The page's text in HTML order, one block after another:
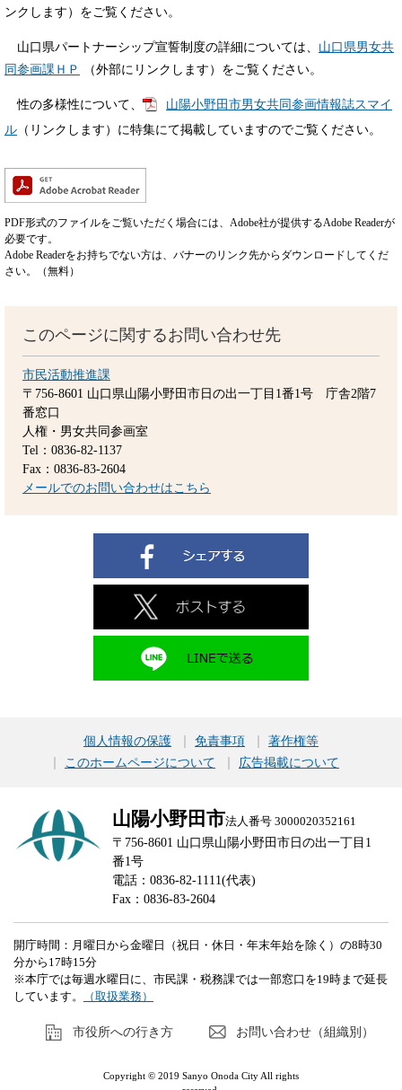
ンクします）をご覧ください。
山口県パートナーシップ宣誓制度の詳細については、 山口県男女共
同参画課ＨＰ
（外部にリンクします）をご覧ください。
性の多様性について、
山陽小野田市男女共同参画情報誌スマイ
ル （リンクします）に特集にて掲載していますのでご覧ください。
PDF形式のファイルをご覧いただく場合には、Adobe社が提供するAdobe Readerが
必要です。
Adobe Readerをお持ちでない方は、バナーのリンク先からダウンロードしてくだ
さい。（無料）
このページに関するお問い合わせ先
市民活動推進課
〒756-8601 山口県山陽小野田市日の出一丁目1番1号 庁舎2階7
番窓口
人権・男女共同参画室
Tel：0836-82-1137
Fax：0836-83-2604
メールでのお問い合わせはこちら
個人情報の保護 免責事項
著作権等
このホームページについて
広告掲載について
山陽小野田市法人番号 3000020352161
〒756-8601 山口県山陽小野田市日の出一丁目1
番1号
電話：0836-82-1111(代表)
Fax：0836-83-2604
開庁時間：月曜日から金曜日（祝日・休日・年末年始を除く）の8時30
分から17時15分
※本庁では毎週水曜日に、市民課・税務課では一部窓口を19時まで延長
しています。
（取扱業務）
市役所への行き方 お問い合わせ（組織別）
Copyright © 2019 Sanyo Onoda City All rights